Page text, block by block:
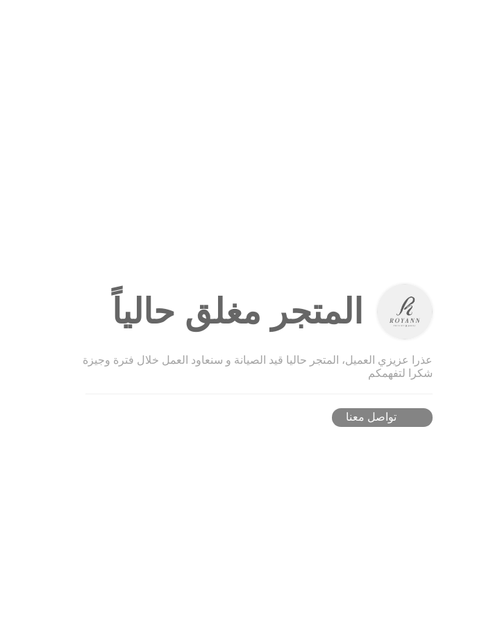
المتجر مغلق حالياً
عذرا عزيزي العميل، المتجر حاليا قيد الصيانة و سنعاود العمل خلال فترة وجيزة
شكرا لتفهمكم
تواصل معنا